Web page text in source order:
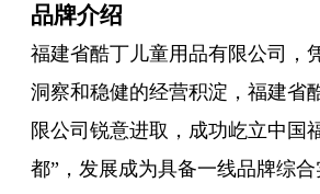
品牌介绍
福建省酷丁儿童用品有限公司，
洞察和稳健的经营积淀，福建省
限公司锐意进取，成功屹立中国
都”，发展成为具备一线品牌综